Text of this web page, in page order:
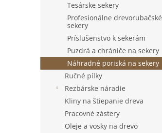
Tesárske sekery
Profesionálne drevorubačské
sekery
Príslušenstvo k sekerám
Puzdrá a chrániče na sekery
Náhradné poriská na sekery
Ručné pílky
Rezbárske náradie
Kliny na štiepanie dreva
Pracovné zástery
Oleje a vosky na drevo